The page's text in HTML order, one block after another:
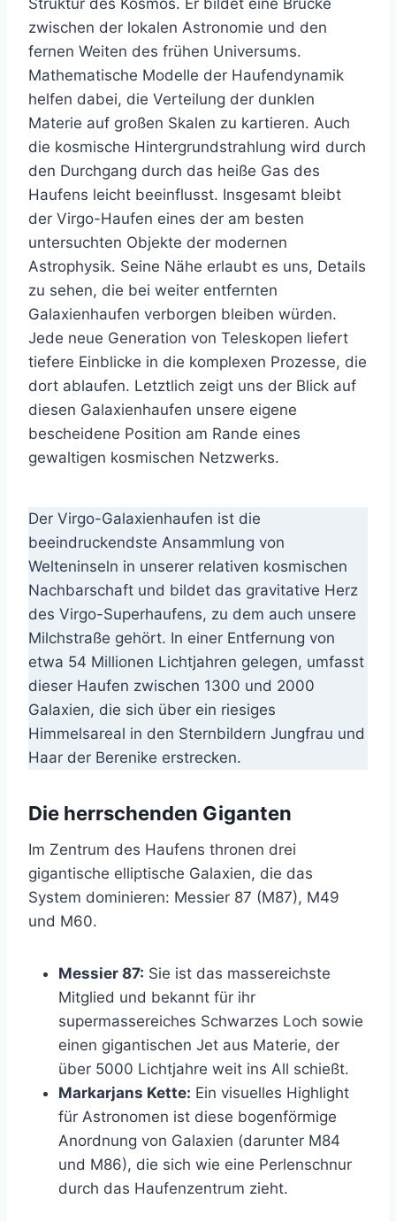
Struktur des Kosmos. Er bildet eine Brücke
zwischen der lokalen Astronomie und den
fernen Weiten des frühen Universums.
Mathematische Modelle der Haufendynamik
helfen dabei, die Verteilung der dunklen
Materie auf großen Skalen zu kartieren. Auch
die kosmische Hintergrundstrahlung wird durch
den Durchgang durch das heiße Gas des
Haufens leicht beeinflusst. Insgesamt bleibt
der Virgo-Haufen eines der am besten
untersuchten Objekte der modernen
Astrophysik. Seine Nähe erlaubt es uns, Details
zu sehen, die bei weiter entfernten
Galaxienhaufen verborgen bleiben würden.
Jede neue Generation von Teleskopen liefert
tiefere Einblicke in die komplexen Prozesse, die
dort ablaufen. Letztlich zeigt uns der Blick auf
diesen Galaxienhaufen unsere eigene
bescheidene Position am Rande eines
gewaltigen kosmischen Netzwerks.
Der Virgo-Galaxienhaufen ist die
beeindruckendste Ansammlung von
Welteninseln in unserer relativen kosmischen
Nachbarschaft und bildet das gravitative Herz
des Virgo-Superhaufens, zu dem auch unsere
Milchstraße gehört. In einer Entfernung von
etwa 54 Millionen Lichtjahren gelegen, umfasst
dieser Haufen zwischen 1300 und 2000
Galaxien, die sich über ein riesiges
Himmelsareal in den Sternbildern Jungfrau und
Haar der Berenike erstrecken.
Die herrschenden Giganten
Im Zentrum des Haufens thronen drei
gigantische elliptische Galaxien, die das
System dominieren: Messier 87 (M87), M49
und M60.
Messier 87: Sie ist das massereichste
Mitglied und bekannt für ihr
supermassereiches Schwarzes Loch sowie
einen gigantischen Jet aus Materie, der
über 5000 Lichtjahre weit ins All schießt.
Markarjans Kette: Ein visuelles Highlight
für Astronomen ist diese bogenförmige
Anordnung von Galaxien (darunter M84
und M86), die sich wie eine Perlenschnur
durch das Haufenzentrum zieht.